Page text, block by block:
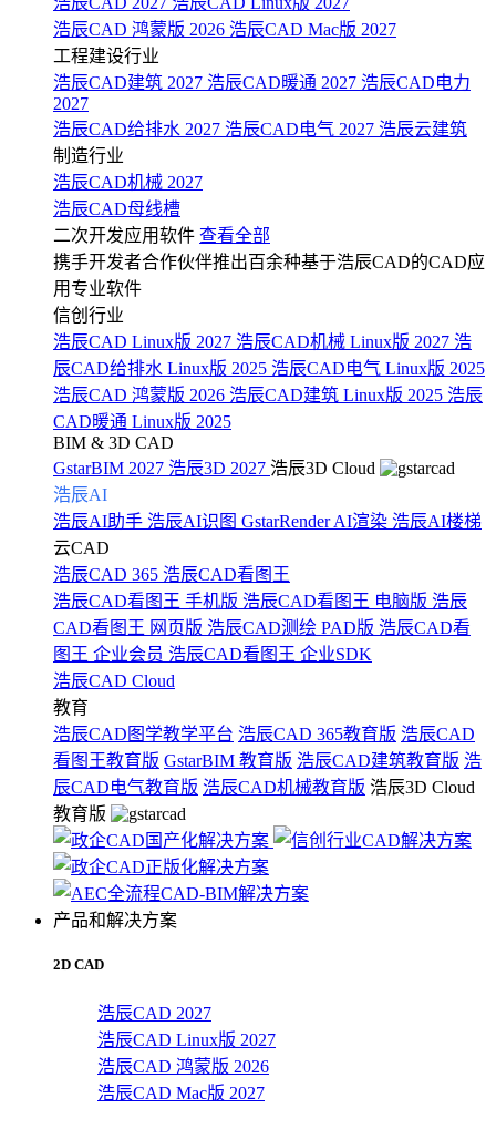
浩辰CAD 鸿蒙版 2026 浩辰CAD Mac版 2027
工程建设行业
浩辰CAD建筑 2027 浩辰CAD暖通 2027 浩辰CAD电力
2027
浩辰CAD给排水 2027 浩辰CAD电气 2027 浩辰云建筑
制造行业
浩辰CAD机械 2027
浩辰CAD母线槽
二次开发应用软件 查看全部
携手开发者合作伙伴推出百余种基于浩辰CAD的CAD应
用专业软件
信创行业
浩辰CAD Linux版 2027 浩辰CAD机械 Linux版 2027 浩
辰CAD给排水 Linux版 2025 浩辰CAD电气 Linux版 2025
浩辰CAD 鸿蒙版 2026 浩辰CAD建筑 Linux版 2025 浩辰
CAD暖通 Linux版 2025
BIM & 3D CAD
GstarBIM 2027 浩辰3D 2027 浩辰3D Cloud
浩辰AI
浩辰AI助手 浩辰AI识图 GstarRender AI渲染 浩辰AI楼梯
云CAD
浩辰CAD 365 浩辰CAD看图王
浩辰CAD看图王 手机版 浩辰CAD看图王 电脑版 浩辰
CAD看图王 网页版 浩辰CAD测绘 PAD版 浩辰CAD看
图王 企业会员 浩辰CAD看图王 企业SDK
浩辰CAD Cloud
教育
浩辰CAD图学教学平台 浩辰CAD 365教育版 浩辰CAD
看图王教育版 GstarBIM 教育版 浩辰CAD建筑教育版 浩
辰CAD电气教育版 浩辰CAD机械教育版 浩辰3D Cloud
教育版
产品和解决方案
2D CAD
浩辰CAD 2027
浩辰CAD Linux版 2027
浩辰CAD 鸿蒙版 2026
浩辰CAD Mac版 2027